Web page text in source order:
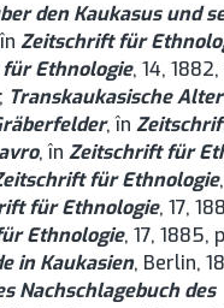
den Kaukasus und
Zeitschrift für
Ethnologie, 14,
Transkaukasische
, în
, în Zeitschrift für
für Ethnologie
für Ethnologie, 17,
Ethnologie, 17, 1885,
in Kaukasien, Berlin,
Nachschlagebuch des